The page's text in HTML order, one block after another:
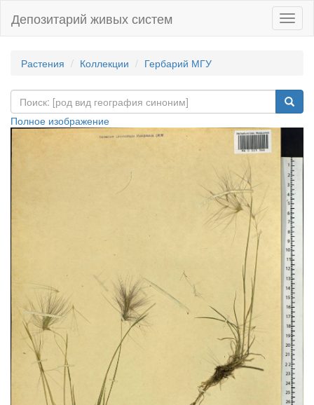
Депозитарий живых систем
Растения Коллекции Гербарий МГУ
Полное изображение